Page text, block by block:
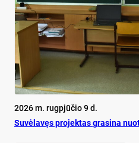
2026 m. rugpjūčio 9 d.
Su­vė­la­vęs pro­jek­tas gra­si­na